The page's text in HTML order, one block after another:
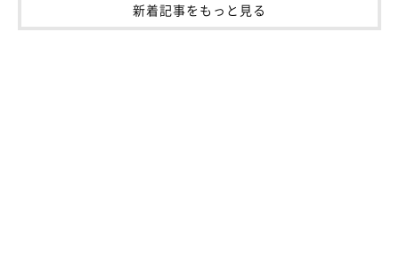
新着記事をもっと見る